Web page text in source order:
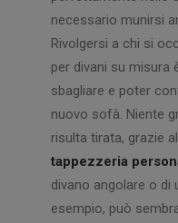
necessario munirsi
Rivolgersi a chi si
per divani su misura
sbagliare e poter
nuovo sofà. Niente
risulta tirata, grazie
tappezzeria
divano angolare o di
esempio, può